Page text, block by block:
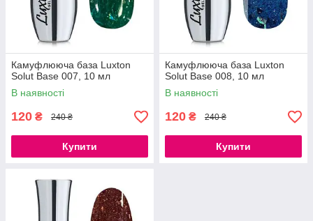
Камуфлююча база Luxton
Solut Base 007, 10 мл
В наявності
120 ₴ 240 ₴
Купити
Камуфлююча база Luxton
Solut Base 008, 10 мл
В наявності
120 ₴ 240 ₴
Купити